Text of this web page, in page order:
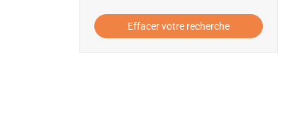
Effacer votre recherche